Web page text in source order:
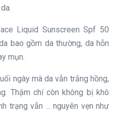
Liquid Sunscreen Spf 50
bao gồm da thường, da hỗn
mụn.
ngày mà da vẫn trắng hồng,
Thậm chí còn không bị khô
trạng vẫn ... nguyên vẹn như